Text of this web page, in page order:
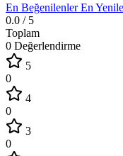
En BeğenilenlerEn
0.0 / 5
Toplam
0 Değerlendirme
5
0
4
0
3
0